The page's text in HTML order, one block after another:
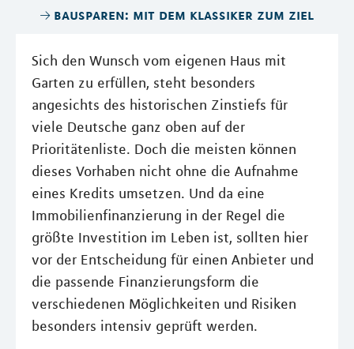
bausparen: mit dem klassiker zum ziel
Sich den Wunsch vom eigenen Haus mit
Garten zu erfüllen, steht besonders
angesichts des historischen Zinstiefs für
viele Deutsche ganz oben auf der
Prioritätenliste. Doch die meisten können
dieses Vorhaben nicht ohne die Aufnahme
eines Kredits umsetzen. Und da eine
Immobilienfinanzierung in der Regel die
größte Investition im Leben ist, sollten hier
vor der Entscheidung für einen Anbieter und
die passende Finanzierungsform die
verschiedenen Möglichkeiten und Risiken
besonders intensiv geprüft werden.